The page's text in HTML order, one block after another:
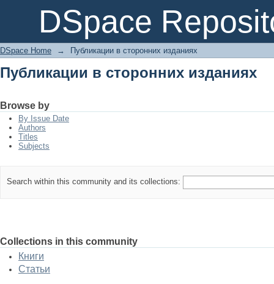
DSpace
Публикации в сторонних изданиях
DSpace Home → Публикации в сторонних изданиях
Публикации в сторонних изданиях
Browse by
By Issue Date
Authors
Titles
Subjects
Search within this community and its collections:
Collections in this community
Книги
Статьи